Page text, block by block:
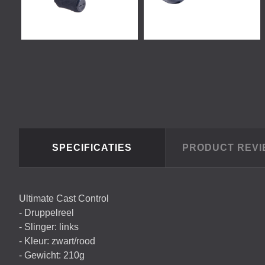
SPECIFICATIES PRODUCT
Ultimate Cast Control
- Druppelreel
- Slinger: links
- Kleur: zwart/rood
- Gewicht: 210g